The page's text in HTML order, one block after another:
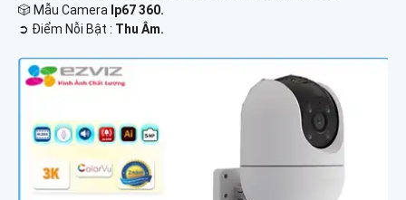
🎲 Mẫu Camera Ip67 360.
️➲ Điểm Nỗi Bật : Thu Âm.